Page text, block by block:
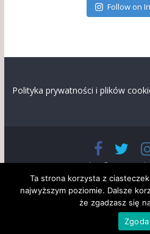
Follow on
Polityka prywatności i plików
Prawa autorskie © 2026
Szablon: ColorMag opracowany
przez
Pliki cookies są używane, aby
problemu z usług i funkcji
Ta strona korzysta z
najwyższym poziomie. Dalsze
że zgadzasz się
Zgoda